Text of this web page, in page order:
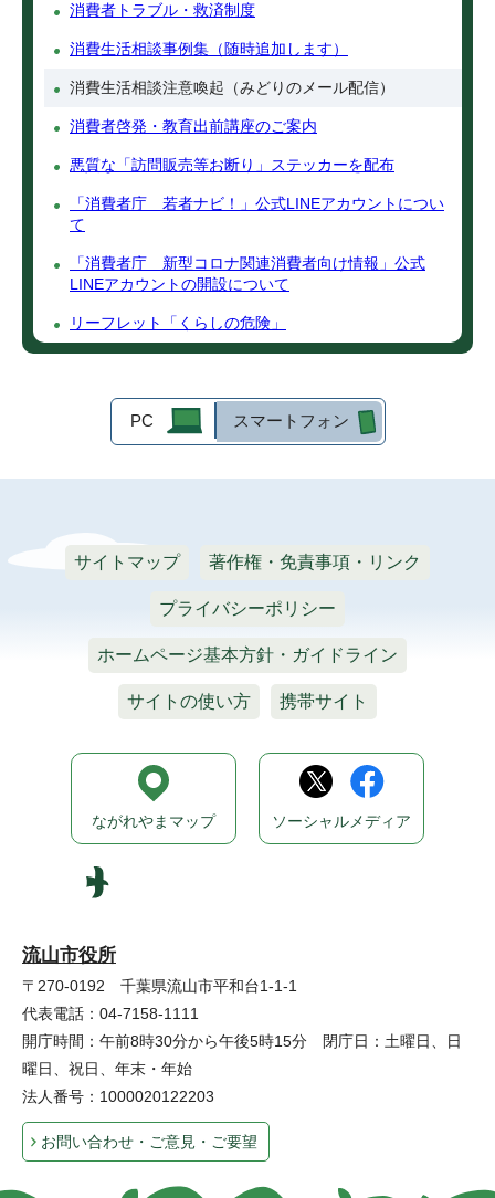
消費者トラブル・救済制度
消費生活相談事例集（随時追加します）
消費生活相談注意喚起（みどりのメール配信）
消費者啓発・教育出前講座のご案内
悪質な「訪問販売等お断り」ステッカーを配布
「消費者庁 若者ナビ！」公式LINEアカウントについ
て
「消費者庁 新型コロナ関連消費者向け情報」公式
LINEアカウントの開設について
リーフレット「くらしの危険」
PC スマートフォン
サイトマップ 著作権・免責事項・リンク
プライバシーポリシー
ホームページ基本方針・ガイドライン
サイトの使い方 携帯サイト
流山市役所
〒270-0192 千葉県流山市平和台1-1-1
代表電話：04-7158-1111
開庁時間：午前8時30分から午後5時15分 閉庁日：土曜日、日
曜日、祝日、年末・年始
法人番号：1000020122203
お問い合わせ・ご意見・ご要望
ながれやまマップ ソーシャルメディア